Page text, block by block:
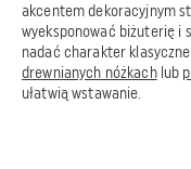
akcentem dekoracyjnym
wyeksponować biżuterię i
nadać charakter
drewnianych nóżkachlub
ułatwią wstawanie.